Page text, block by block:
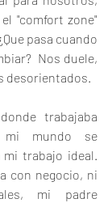
"comfort zone"
pasa cuando
Nos duele,
desorientados.
trabajaba
mi mundo se
trabajo ideal.
con negocio, ni
mi padre